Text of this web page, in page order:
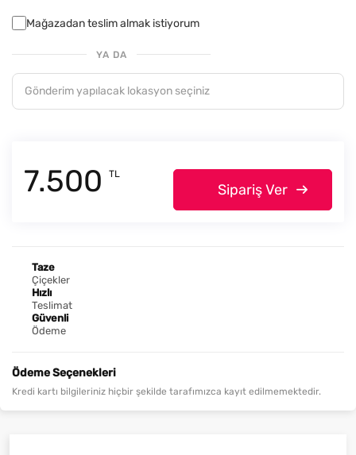
Mağazadan teslim almak istiyorum
YA DA
7.500 TL
Sipariş Ver
Taze
Çiçekler
Hızlı
Teslimat
Güvenli
Ödeme
Ödeme Seçenekleri
Kredi kartı bilgileriniz hiçbir şekilde tarafımızca kayıt edilmemektedir.